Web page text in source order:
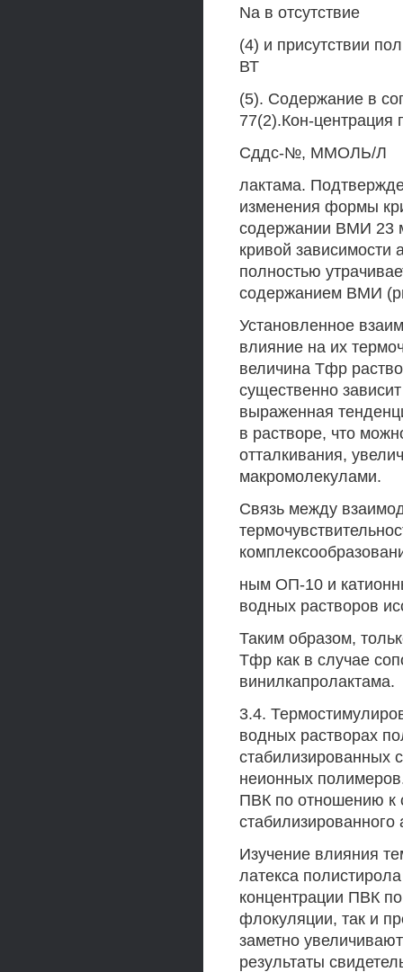
Na в отсутствие
(4) и присутствии
ВТ
(5). Содержание в
77(2).Кон-центрация
Сддс-№, ММОЛЬ/Л
лактама.
изменения формы
содержании ВМИ 23
кривой зависимости
полностью
содержанием ВМИ
Установленное
влияние на их
величина Тфр
существенно
выраженная
в растворе, что
отталкивания,
макромолекулами.
Связь между
ным ОП-10 и
водных растворов
Таким образом,
Тфр как в случае
винилкапролактама.
3.4.
водных растворах
стабилизированных
неионных
ПВК по отношению к
Изучение влияния
латекса
концентрации ПВК
флокуляции, так и
заметно
результаты